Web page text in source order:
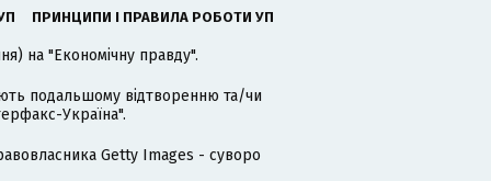
ПРИНЦИПИ І ПРАВИЛА РОБОТИ УП
на "Економічну правду".
подальшому відтворенню та/чи
Україна".
Getty Images - суворо